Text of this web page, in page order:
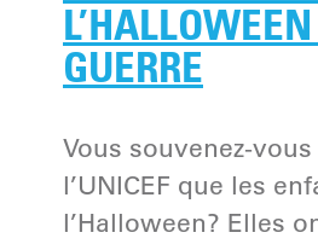
GUERRE
Vous souvenez-
l’UNICEF que les
l’Halloween? Elles